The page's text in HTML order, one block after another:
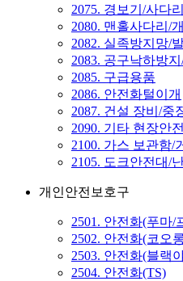
2075. 경보기/사다
2080. 맨홀사다리/
2082. 실족방지망/
2083. 공구낙하방지
2085. 구급용품
2086. 안전화털이개
2087. 건설 장비/중
2090. 기타 현장안
2100. 가스 보관함/
2105. 도크안전대/
개인안전보호구
2501. 안전화(푸마/
2502. 안전화(코오
2503. 안전화(블랙
2504. 안전화(TS)